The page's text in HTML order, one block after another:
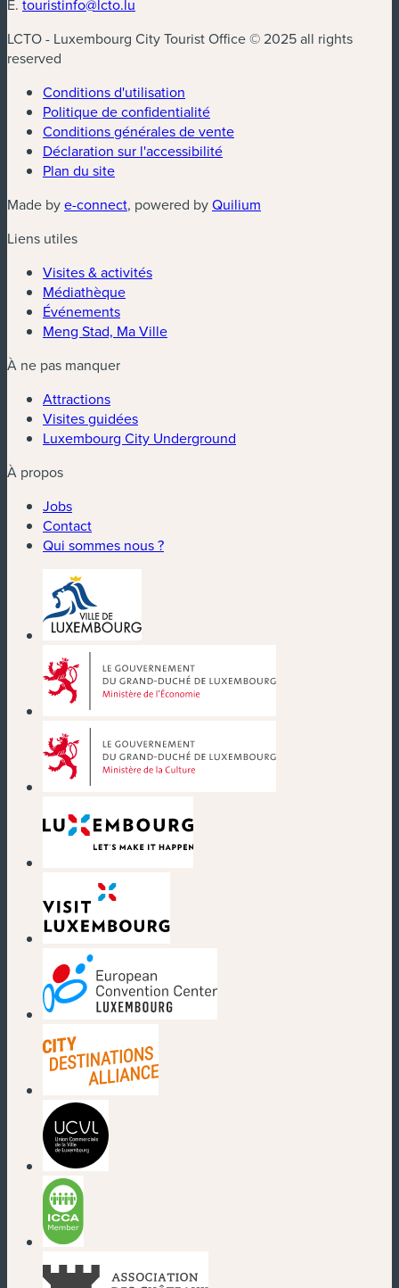
E. touristinfo@lcto.lu
LCTO - Luxembourg City Tourist Office © 2025 all rights
reserved
Conditions d'utilisation
Politique de confidentialité
Conditions générales de vente
Déclaration sur l'accessibilité
Plan du site
Made bye-connect(nouvelle fenêtre)
, powered byQuilium
Liens utiles
Visites & activités
Médiathèque
Événements
Meng Stad, Ma Ville
À ne pas manquer
Attractions
Visites guidées
Luxembourg City Underground
À propos
Jobs
Contact
Qui sommes nous ?